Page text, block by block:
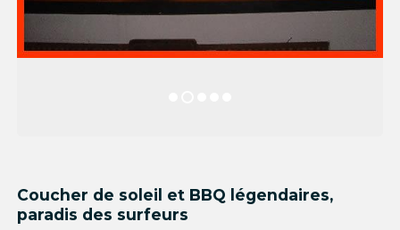
Coucher de soleil et BBQ légendaires,
paradis des surfeurs